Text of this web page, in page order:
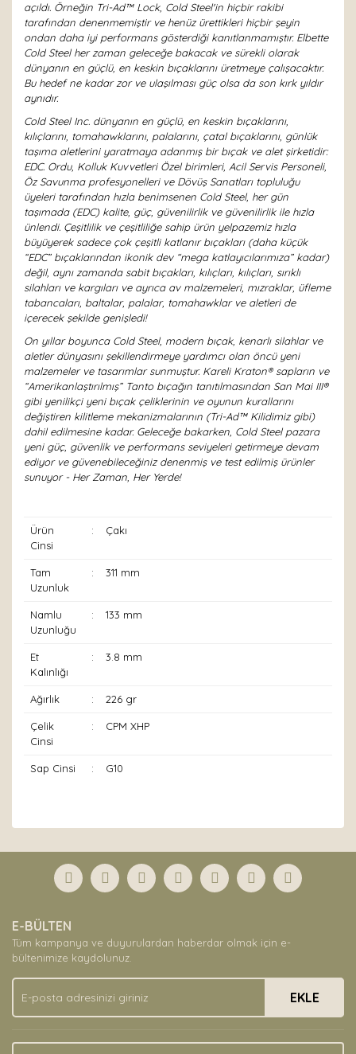
açıldı. Örneğin Tri-Ad™ Lock, Cold Steel'in hiçbir rakibi
tarafından denenmemiştir ve henüz ürettikleri hiçbir şeyin
ondan daha iyi performans gösterdiği kanıtlanmamıştır. Elbette
Cold Steel her zaman geleceğe bakacak ve sürekli olarak
dünyanın en güçlü, en keskin bıçaklarını üretmeye çalışacaktır.
Bu hedef ne kadar zor ve ulaşılması güç olsa da son kırk yıldır
aynıdır.
Cold Steel Inc. dünyanın en güçlü, en keskin bıçaklarını,
kılıçlarını, tomahawklarını, palalarını, çatal bıçaklarını, günlük
taşıma aletlerini yaratmaya adanmış bir bıçak ve alet şirketidir:
EDC. Ordu, Kolluk Kuvvetleri Özel birimleri, Acil Servis Personeli,
Öz Savunma profesyonelleri ve Dövüş Sanatları topluluğu
üyeleri tarafından hızla benimsenen Cold Steel, her gün
taşımada (EDC) kalite, güç, güvenilirlik ve güvenilirlik ile hızla
ünlendi. Çeşitlilik ve çeşitliliğe sahip ürün yelpazemiz hızla
büyüyerek sadece çok çeşitli katlanır bıçakları (daha küçük
“EDC” bıçaklarından ikonik dev “mega katlayıcılarımıza” kadar)
değil, aynı zamanda sabit bıçakları, kılıçları, kılıçları, sırıklı
silahları ve kargıları ve ayrıca av malzemeleri, mızraklar, üfleme
tabancaları, baltalar, palalar, tomahawklar ve aletleri de
içerecek şekilde genişledi!
On yıllar boyunca Cold Steel, modern bıçak, kenarlı silahlar ve
aletler dünyasını şekillendirmeye yardımcı olan öncü yeni
malzemeler ve tasarımlar sunmuştur. Kareli Kraton® sapların ve
“Amerikanlaştırılmış” Tanto bıçağın tanıtılmasından San Mai III®
gibi yenilikçi yeni bıçak çeliklerinin ve oyunun kurallarını
değiştiren kilitleme mekanizmalarının (Tri-Ad™ Kilidimiz gibi)
dahil edilmesine kadar. Geleceğe bakarken, Cold Steel pazara
yeni güç, güvenlik ve performans seviyeleri getirmeye devam
ediyor ve güvenebileceğiniz denenmiş ve test edilmiş ürünler
sunuyor - Her Zaman, Her Yerde!
Ürün
Cinsi
: Çakı
Tam
Uzunluk
: 311 mm
Namlu
Uzunluğu
: 133 mm
Et
Kalınlığı
: 3.8 mm
Ağırlık : 226 gr
Çelik
Cinsi
: CPM XHP
Sap Cinsi : G10
Yorum Yaz
formunu kullanarak tarafımıza iletebilirsiniz.
Görüş ve önerileriniz için teşekkür ederiz.
Ürün açıklamasında eksik bilgiler bulunuyor.
Ürün bilgilerinde hatalar bulunuyor.
Ürün fiyatı diğer sitelerden daha pahalı.
Bu ürüne benzer farklı alternatifler olmalı.
E-BÜLTEN
Tüm kampanya ve duyurulardan haberdar olmak için e-
bültenimize kaydolunuz.
EKLE